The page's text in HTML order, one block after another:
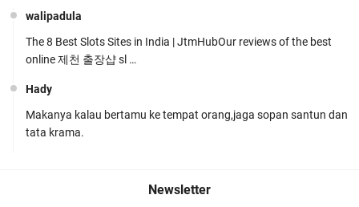
Ditlantas Polda NTB Edukasi Tertib Berlalu di
walipadula
The 8 Best Slots Sites in India | JtmHubOur reviews of the best
online 제천 출장샵 sl …
Hady
Makanya kalau bertamu ke tempat orang,jaga sopan santun dan
tata krama.